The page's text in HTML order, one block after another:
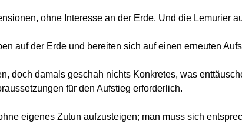
ohne Interesse an der Erde. Und die Lemurier
auf der Erde und bereiten sich auf einen erneuten
doch damals geschah nichts Konkretes, was
für den Aufstieg erforderlich.
eigenes Zutun aufzusteigen; man muss sich